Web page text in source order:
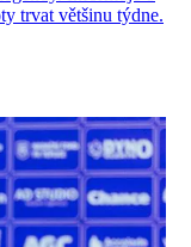
trvat většinu týdne.